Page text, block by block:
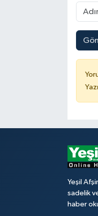
Yeşil
sadelik
haber